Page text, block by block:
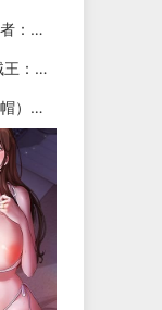
【大主宰同人之魔龙宫干灵溪】【作者：不详】
【二次元催眠调教日记】（06）海贼王：成为天龙人买下幼年海贼女帝，将其调教成乖巧的精液肉壶【作者：月隐云海】
【斗罗大陆龙王传说调教古月娜（绿帽）】【作者：迟缓喵】